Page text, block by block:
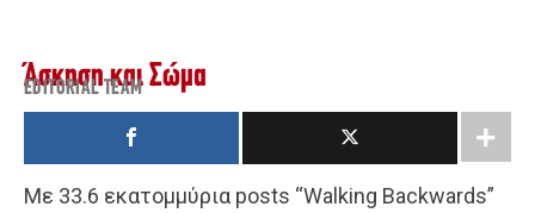
Άσκηση και Σώμα
EDITORIAL TEAM
Με 33.6 εκατομμύρια posts “Walking Backwards”